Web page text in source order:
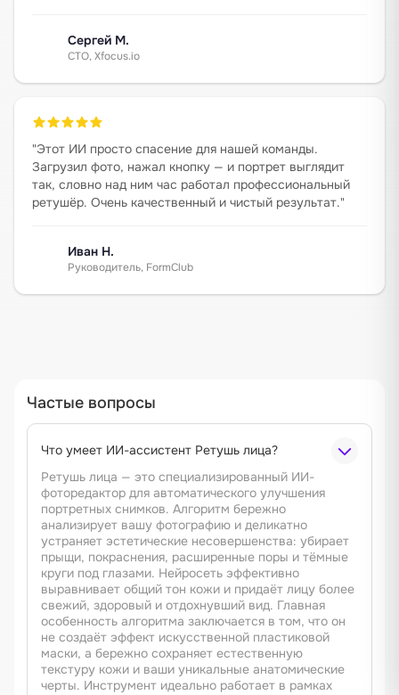
Сергей М.
CTO, Xfocus.io
"Этот ИИ просто спасение для нашей команды.
Загрузил фото, нажал кнопку — и портрет выглядит
так, словно над ним час работал профессиональный
ретушёр. Очень качественный и чистый результат."
Иван Н.
Руководитель, FormClub
Частые вопросы
Что умеет ИИ-ассистент Ретушь лица?
Ретушь лица — это специализированный ИИ-
фоторедактор для автоматического улучшения
портретных снимков. Алгоритм бережно
анализирует вашу фотографию и деликатно
устраняет эстетические несовершенства: убирает
прыщи, покраснения, расширенные поры и тёмные
круги под глазами. Нейросеть эффективно
выравнивает общий тон кожи и придаёт лицу более
свежий, здоровый и отдохнувший вид. Главная
особенность алгоритма заключается в том, что он
не создаёт эффект искусственной пластиковой
маски, а бережно сохраняет естественную
текстуру кожи и ваши уникальные анатомические
черты. Инструмент идеально работает в рамках